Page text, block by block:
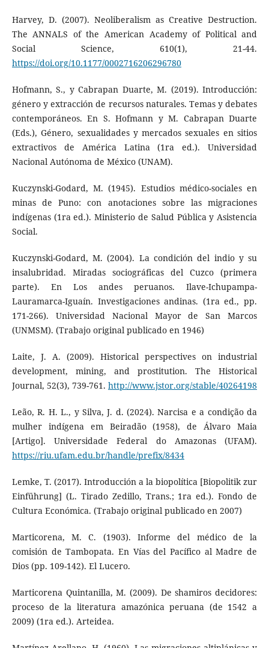
Harvey, D. (2007). Neoliberalism as Creative Destruction.
The ANNALS of the American Academy of Political and
Social Science, 610(1), 21-44.
https://doi.org/10.1177/0002716206296780
Hofmann, S., y Cabrapan Duarte, M. (2019). Introducción:
género y extracción de recursos naturales. Temas y debates
contemporáneos. En S. Hofmann y M. Cabrapan Duarte
(Eds.), Género, sexualidades y mercados sexuales en sitios
extractivos de América Latina (1ra ed.). Universidad
Nacional Autónoma de México (UNAM).
Kuczynski-Godard, M. (1945). Estudios médico-sociales en
minas de Puno: con anotaciones sobre las migraciones
indígenas (1ra ed.). Ministerio de Salud Pública y Asistencia
Social.
Kuczynski-Godard, M. (2004). La condición del indio y su
insalubridad. Miradas sociográficas del Cuzco (primera
parte). En Los andes peruanos. Ilave-Ichupampa-
Lauramarca-Iguaín. Investigaciones andinas. (1ra ed., pp.
171-266). Universidad Nacional Mayor de San Marcos
(UNMSM). (Trabajo original publicado en 1946)
Laite, J. A. (2009). Historical perspectives on industrial
development, mining, and prostitution. The Historical
Journal, 52(3), 739-761. http://www.jstor.org/stable/40264198
Leão, R. H. L., y Silva, J. d. (2024). Narcisa e a condição da
mulher indígena em Beiradão (1958), de Álvaro Maia
[Artigo]. Universidade Federal do Amazonas (UFAM).
https://riu.ufam.edu.br/handle/prefix/8434
Lemke, T. (2017). Introducción a la biopolítica [Biopolitik zur
Einführung] (L. Tirado Zedillo, Trans.; 1ra ed.). Fondo de
Cultura Económica. (Trabajo original publicado en 2007)
Marticorena, M. C. (1903). Informe del médico de la
comisión de Tambopata. En Vías del Pacífico al Madre de
Dios (pp. 109-142). El Lucero.
Marticorena Quintanilla, M. (2009). De shamiros decidores:
proceso de la literatura amazónica peruana (de 1542 a
2009) (1ra ed.). Arteidea.